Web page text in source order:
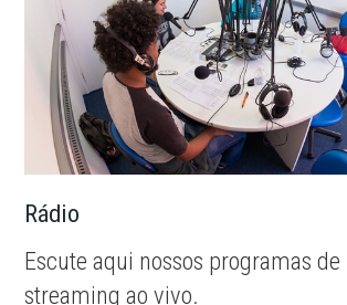
Rádio
Escute aqui nossos programas de
streaming ao vivo.